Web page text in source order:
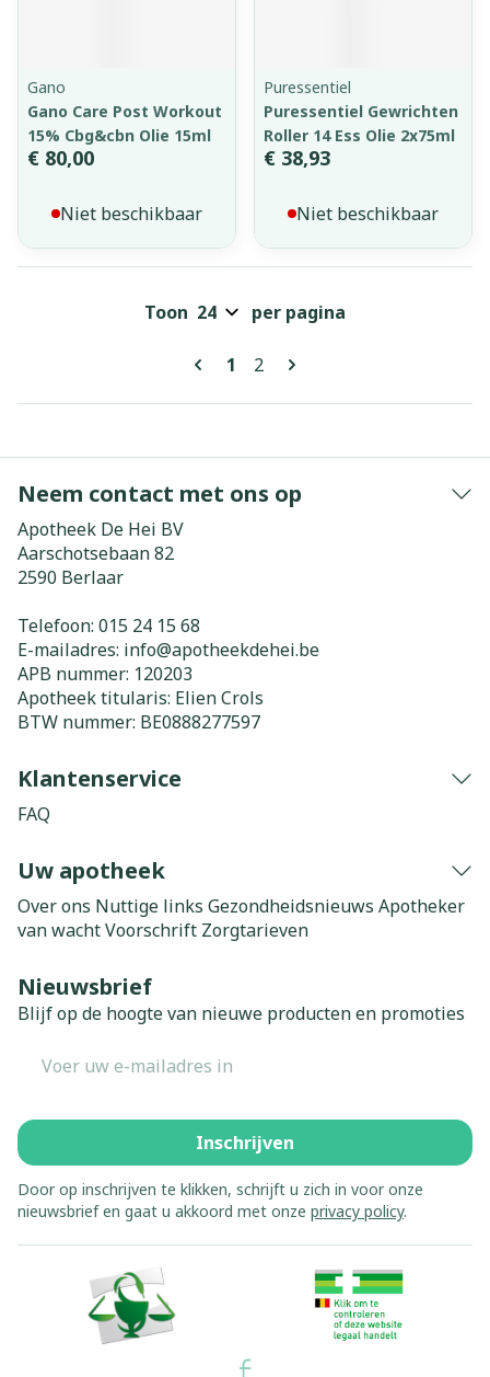
Gano
Gano Care Post Workout
15% Cbg&cbn Olie 15ml
€ 80,00
Niet beschikbaar
Puressentiel
Puressentiel Gewrichten
Roller 14 Ess Olie 2x75ml
€ 38,93
Niet beschikbaar
Pagina's
U lees momenteel pagina
1 Pagina
2
Toon per pagina
Neem contact met ons op
Apotheek De Hei BV
Aarschotsebaan 82
2590 Berlaar
Telefoon: 015 24 15 68
E-mailadres: info@apotheekdehei.be
APB nummer: 120203
Apotheek titularis: Elien Crols
BTW nummer: BE0888277597
Klantenservice
FAQ
Uw apotheek
Over ons Nuttige links Gezondheidsnieuws Apotheker
van wachtVoorschrift Zorgtarieven
Nieuwsbrief
Blijf op de hoogte van nieuwe producten en promoties
Inschrijven
Door op inschrijven te klikken, schrijft u zich in voor onze
nieuwsbrief en gaat u akkoord met onze privacy policy.